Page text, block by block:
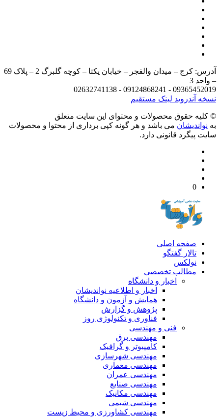
آدرس: کرج – میدان والفجر – خیابان یکتا – کوچه گلبرگ 2 – پلاک 69
3
09365452019 - 09124868241 -
آندرویدلینک مستقیم
حقوق محصولات و محتوای اين سایت متعلق
می باشد و هر گونه کپی برداری از محتوا و محصولات
پیگرد قانونی دارد.
صفحه اصلی
تالار گفتگو
نولکس
مطالب تخصصی
اخبار و دانشگاه
اخبار و اطلاعیه نواندیشان
همایش و آزمون و دانشگاه
پژوهش و گزارش
فناوری و تکنولوژی روز
فنی و مهندسی
مهندسی برق
کامپیوتر و گرافیک
مهندسی شهرسازی
مهندسی معماری
مهندسی عمران
مهندسی صنایع
مهندسی مکانیک
مهندسی شیمی
مهندسی کشاورزی و محیط زیست